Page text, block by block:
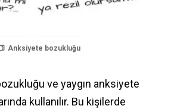
Anksiyete bozukluğu
ve yaygın anksiyete
kullanılır. Bu kişilerde